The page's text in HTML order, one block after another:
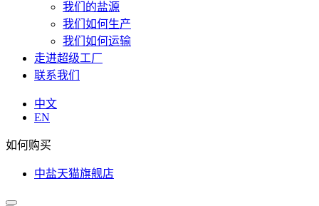
我们的盐源
我们如何生产
我们如何运输
走进超级工厂
联系我们
中文
EN
如何购买
中盐天猫旗舰店